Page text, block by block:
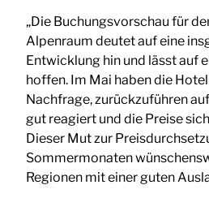
„Die Buchungsvorschau für
Alpenraum deutet auf eine
Entwicklung hin und lässt auf
hoffen. Im Mai haben die
Nachfrage, zurückzuführen
gut reagiert und die Preise
Dieser Mut zur
Sommermonaten
Regionen mit einer guten